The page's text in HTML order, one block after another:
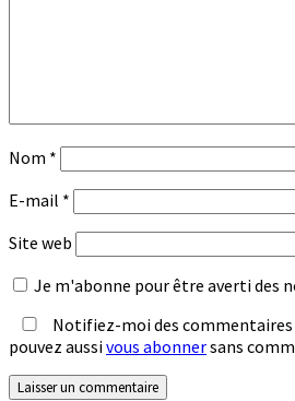
Nom *
E-mail *
Site web
Je m'abonne pour être averti des
Notifiez-moi des commentaires
pouvez aussivous abonnersans